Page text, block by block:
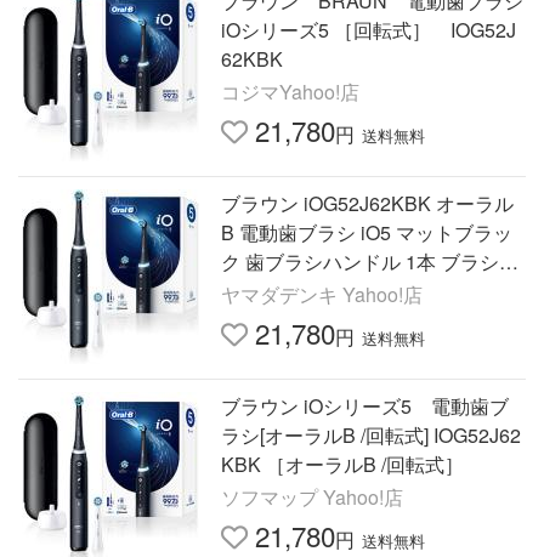
iOシリーズ5 ［回転式］ IOG52J
62KBK
コジマYahoo!店
21,780円 送料無料
ブラウン iOG52J62KBK オーラル
B 電動歯ブラシ iO5 マットブラッ
ク 歯ブラシハンドル 1本 ブラシヘ
ッド 1本 歯磨き Oral-B
ヤマダデンキ Yahoo!店
21,780円 送料無料
ブラウン iOシリーズ5 電動歯ブ
ラシ[オーラルB /回転式] IOG52J62
KBK ［オーラルB /回転式］
ソフマップ Yahoo!店
21,780円 送料無料